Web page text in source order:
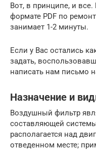
Вот, в принципе, и
формате PDF по
занимает 1-2 минуты.
Если у Вас остались
задать,
написать нам письмо
Назначение и
Воздушный фильтр
составляющей
располагается над
отведенном месте;